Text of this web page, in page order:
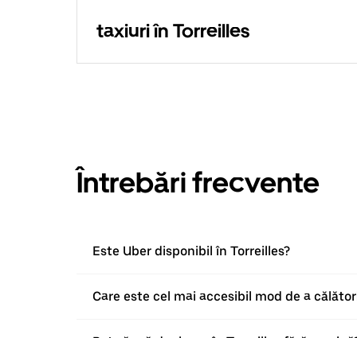
taxiuri în Torreilles
Întrebări frecvente
Este Uber disponibil în Torreilles?
Care este cel mai accesibil mod de a